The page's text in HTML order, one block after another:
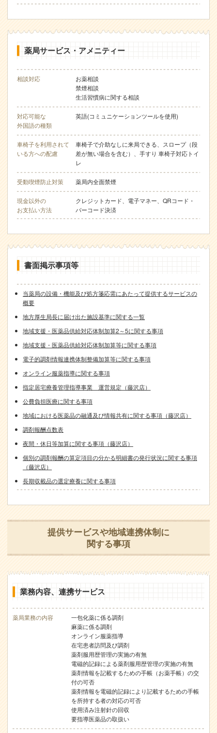
薬局サービス・アメニティー
相談対応
お薬相談
禁煙相談
生活習慣病に関する相談
対応可能な
外国語の種類
英語(コミュニケーションツールを使用)
車椅子を利用されて
いる方への配慮
車椅子で介助なしに来局できる、スロープ（段
差が無い場合を含む）、手すり 車椅子対応トイ
レ
受動喫煙防止対策 薬局内全面禁煙
現金以外の
お支払い方法
クレジットカード、電子マネー、QRコード・
バーコード決済
書面掲示事項等
当薬局の設備・機能及び処方箋応需にあたって提供するサービスの
概要
地方厚生局長に届け出た施設基準に関する一覧
地域支援・医薬品供給対応体制加算2～5に関する事項
地域支援・医薬品供給対応体制加算等に関する事項
電子的調剤情報連携体制整備加算等に関する事項
オンライン服薬指導に関する事項
指定居宅療養管理指導事業 運営規定（藤沢店）
公費負担医療に関する事項
地域における医薬品の融通及び情報共有に関する事項（藤沢店）
調剤報酬点数表
夜間・休日等加算に関する事項（藤沢店）
個別の調剤報酬の算定項目の分かる明細書の発行状況に関する事項
（藤沢店）
長期収載品の選定療養に関する事項
提供サービスや地域連携体制に
関する事項
業務内容、連携サービス
薬局業務の内容
一包化薬に係る調剤
麻薬に係る調剤
オンライン服薬指導
在宅患者訪問及び調剤
薬剤服用歴管理の実施の有無
電磁的記録による薬剤服用歴管理の実施の有無
薬剤情報を記載するための手帳（お薬手帳）の交
付の可否
薬剤情報を電磁的記録により記載するための手帳
を所持する者の対応の可否
使用済み注射針の回収
要指導医薬品の取扱い